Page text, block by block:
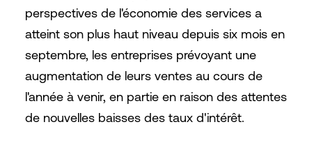
perspectives de l'économie des services a
atteint son plus haut niveau depuis six mois en
septembre, les entreprises prévoyant une
augmentation de leurs ventes au cours de
l'année à venir, en partie en raison des attentes
de nouvelles baisses des taux d'intérêt.